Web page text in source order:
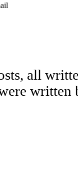
all
written